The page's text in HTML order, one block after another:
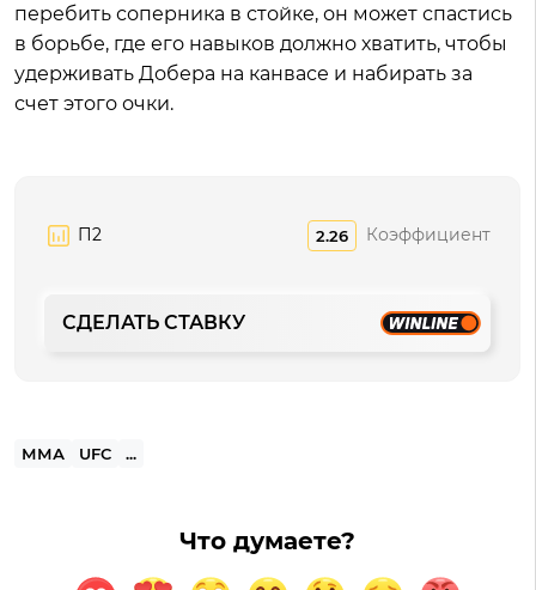
перебить соперника в стойке, он может спастись
в борьбе, где его навыков должно хватить, чтобы
удерживать Добера на канвасе и набирать за
счет этого очки.
П2 2.26 Коэффициент
СДЕЛАТЬ СТАВКУ
ММА UFC ...
Что думаете?